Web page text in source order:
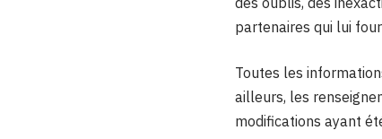
partenaires qui lui
Toutes les
ailleurs, les
modifications ayant